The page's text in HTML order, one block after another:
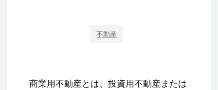
不動産
商業用不動産とは、投資用不動産または